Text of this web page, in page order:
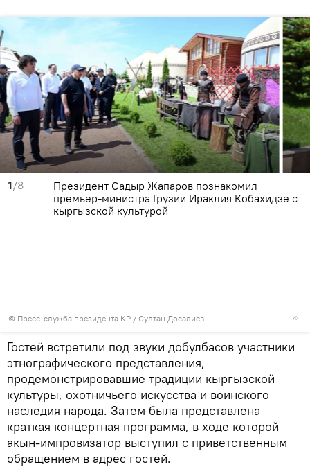
1/8
© Пресс-служба президента КР / Султан Досалиев
Президент Садыр Жапаров познакомил
премьер-министра Грузии Ираклия Кобахидзе с
кыргызской культурой
Гостей встретили под звуки добулбасов участники
этнографического представления,
продемонстрировавшие традиции кыргызской
культуры, охотничьего искусства и воинского
наследия народа. Затем была представлена
краткая концертная программа, в ходе которой
акын-импровизатор выступил с приветственным
обращением в адрес гостей.